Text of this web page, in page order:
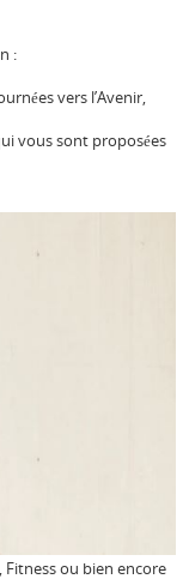
:
vers l’Avenir,
vous sont proposées
ou bien encore